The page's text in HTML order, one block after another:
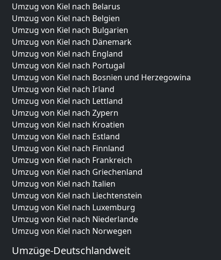
Umzug von Kiel nach Belarus
Umzug von Kiel nach Belgien
Umzug von Kiel nach Bulgarien
Umzug von Kiel nach Dänemark
Umzug von Kiel nach England
Umzug von Kiel nach Portugal
Umzug von Kiel nach Bosnien und Herzegowina
Umzug von Kiel nach Irland
Umzug von Kiel nach Lettland
Umzug von Kiel nach Zypern
Umzug von Kiel nach Kroatien
Umzug von Kiel nach Estland
Umzug von Kiel nach Finnland
Umzug von Kiel nach Frankreich
Umzug von Kiel nach Griechenland
Umzug von Kiel nach Italien
Umzug von Kiel nach Liechtenstein
Umzug von Kiel nach Luxemburg
Umzug von Kiel nach Niederlande
Umzug von Kiel nach Norwegen
Umzüge-Deutschlandweit